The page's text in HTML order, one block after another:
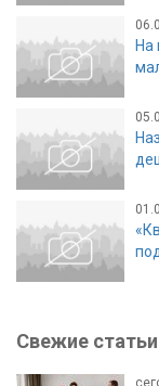
На
Свежие статьи